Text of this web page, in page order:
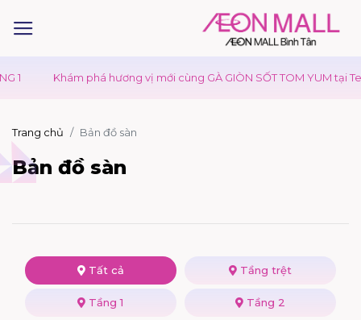
Khám phá hương vị mới cùng GÀ GIÒN SỐT TOM YUM tại
Trang chủ Bản đồ sàn
Bản đồ sàn
Tất cả Tầng trệt
Tầng 1 Tầng 2